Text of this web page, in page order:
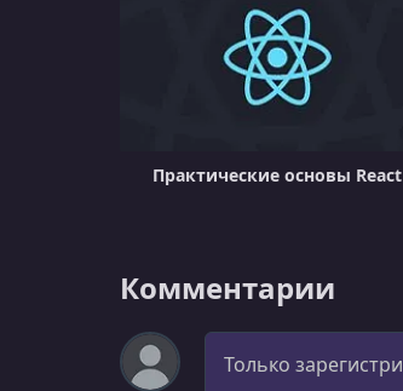
Практические основы React
Комментарии
Комментарий